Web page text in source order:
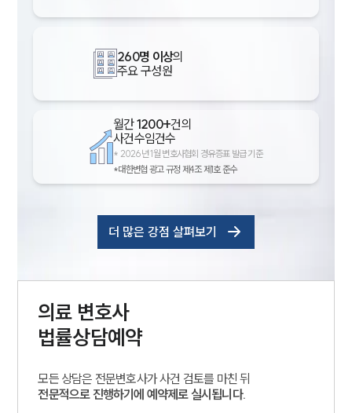
260명 이상의
주요 구성원
월간1200+건의
사건수임건수
* 2026년 1월 변호사협회 경유증표 발급 기준
*대한변협 광고 규정 제4조 제1호 준수
더 많은 강점 살펴보기
의료 변호사
법률상담예약
모든 상담은 전문변호사가 사건 검토를 마친 뒤
전문적으로 진행하기에 예약제로 실시됩니다.